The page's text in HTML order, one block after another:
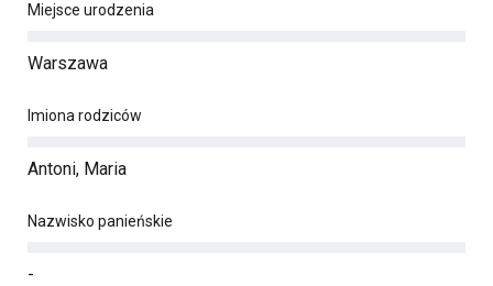
Miejsce urodzenia
Warszawa
Imiona rodziców
Antoni, Maria
Nazwisko panieńskie
-